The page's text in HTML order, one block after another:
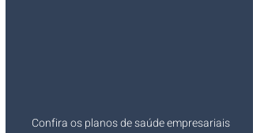
Confira os planos de saúde empresariais